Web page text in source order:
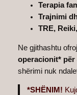
Terapia
Trajnimi
TRE,
Ne gjithashtu
operacionit* për
shërimi nuk
*SHËNIM!